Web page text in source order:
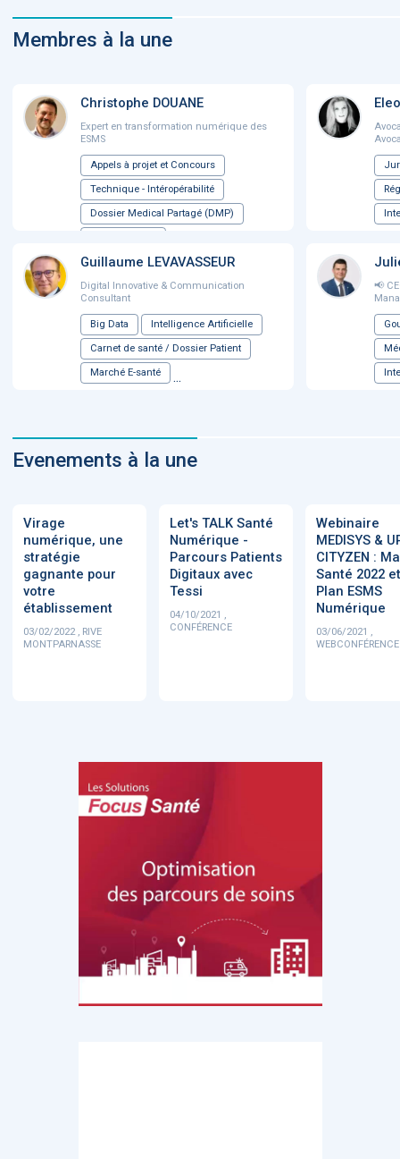
Membres à la une
Christophe DOUANE
Expert en transformation numérique des
ESMS
Appels à projet et Concours
Technique - Intéropérabilité
Dossier Medical Partagé (DMP)
Guillaume LEVAVASSEUR
Digital Innovative & Communication
Consultant
Big Data Intelligence Artificielle
Carnet de santé / Dossier Patient
Marché E-santé ...
📢
Evenements à la une
Virage
numérique, une
stratégie
gagnante pour
votre
établissement
03/02/2022 , RIVE
MONTPARNASSE
Let's TALK Santé
Numérique -
Parcours Patients
Digitaux avec
Tessi
04/10/2021 ,
CONFÉRENCE
Webinaire
MEDISYS &
CITYZEN : Ma
Santé 2022 et
Plan ESMS
Numérique
03/06/2021 ,
WEBCONFÉRENCE